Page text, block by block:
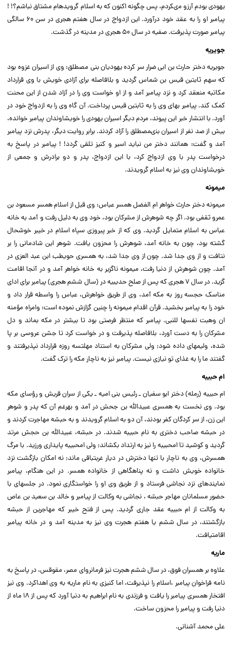
یهودى بودم آرزو مى‏کردم، پس چگونه اکنون که به اسلام گرویده‏ام مشتاق نباشم؟! !
پیامبر او را به عقد خود درآورد. این ازدواج در سال هفتم هجرى در سن ۶۰ سالگى
پیامبر صورت پذیرفت. صفیه در سال ۵۰ هجرى در مدینه در گذشت.
جویریه
جویریه دختر حارث بن ابى ضرار سر کرده یهودیان بنى مصطلق: وى از اسیران غزوه بود
که سهم ثابت‏بن قیس بن شماس گردید و بلافاصله براى آزادى خویش با وى قرارداد
مکاتبه منعقد کرد و نزد پیامبر آمد و از او خواست وى را در آزاد شدن از این محنت
کمک کند. پیامبر بهاى وى را به ثابت‏بن قیس پرداخت. آن گاه وى را به ازدواج خود در
آورد. با انتشار خبر این پیوند، مردم دیگر اسیران یهودى را خویشاوندان پیامبر خوانده،
بیش از صد نفر از اسیران بنى‏مصطلق را آزاد کردند. برابر روایت دیگر، پدرش نزد پیامبر
آمد و گفت: همانند دختر من نباید اسیر و کنیز تلقى گردد! ! پیامبر در پاسخ به
درخواست پدر با وى ازدواج کرد، با این ازدواج، پدر و دو برادرش و جمعى از
خویشاوندان وى نیز به اسلام گرویدند.
میمونه
میمونه دختر حارث خواهر ام الفضل همسر عباس: وى قبل از اسلام همسر مسعود بن
عمرو ثقفى بود. اگر چه شوهرش از مشرکان بود، خود وى به دلیل رفت و آمد به خانه
عباس به اسلام متمایل گردید. وى که از خبر پیروزى سپاه اسلام در خیبر خوشحال
گشته بود، چون به خانه آمد، شوهرش را محزون یافت. شوهر این شادمانى را بر
نتافت و از وى جدا شد. چون از وى جدا شد، به همسرى حویطب ابن عبد العزى در
آمد. چون شوهرش از دنیا رفت، میمونه ناگزیر به خانه خواهر آمد و در آن‏جا اقامت
گزید. در سال ۷ هجرى که پس از صلح حدیبیه در (سال ششم هجرى) پیامبر براى اداى
مناسک حج‏سه روز به مکه آمد، وى از طریق خواهرش، عباس را واسطه قرار داد و
خود را به پیامبر بخشید. قرآن اقدام میمونه را چنین گزازش نموده است: وامراه مؤمنه
ان وهبت نفسها للنبى. پیامبر که منتظر فرصتى بود تا بیشتر در مکه بماند و دل
مشرکان را به دست آورد، بلافاصله پذیرفت و در خواست کرد تا جشن عروسى بر پا
شده، ولیمه‏اى داده شود; ولى مشرکان به استناد مهلت‏سه روزه قرارداد نپذیرفتند و
گفتند ما را به غذاى تو نیازى نیست. پیامبر نیز به ناچار مکه را ترک گفت.
ام حبیبه
ام حبیبه (رمله) دختر ابو سفیان ـ رئیس بنى امیه ـ یکى از سران قریش و رؤساى مکه
بود. وى نخست ‏به همسرى عبیدالله بن جحش در آمد و به‏رغم آن که پدر و شوهر
این زن، از سر کردگان کفر بودند، آن دو به اسلام گرویدند و به حبشه مهاجرت کردند و
در حبشه صاحب دخترى به نام حبیبه شدند. در حبشه، عبیدالله بن حجش مرتد
گردید و کوشید تا ام‏حبیبه را نیز به ارتداد بکشاند; ولى ام‏حبیبه پایدارى ورزید. با مرگ
همسرش، وى به ناچار با تنها دخترش در دیار غربت‏باقى ماند; نه امکان بازگشت نزد
خانواده خویش داشت و نه پناهگاهى از خانواده همسر. در این هنگام، پیامبر
نماینده‏اى نزد نجاشى فرستاد و از طریق وى او را خواستگارى نمود. در جلسه‏اى با
حضور مسلمانان مهاجر حبشه ، نجاشى به وکالت از پیامبر و خالد بن سعید بن عاص
به وکالت از ام حبیبه عقد جارى گردید. پس از فتح خیبر که مهاجرین از حبشه
بازگشتند، در سال ششم یا هفتم هجرت وى نیز به مدینه آمد و در خانه پیامبر
اقامت‏یافت.
ماریه
علاوه بر همسران فوق، در سال ششم هجرت نیز فرمانرواى مصر، مقوقس، در پاسخ به
نامه فراخوان پیامبر ،اسلام را نپذیرفت، اما کنیزى به نام ماریه به وى اهداکرد. وى نیز
افتخار همسرى پیامبر را یافت و فرزندى به نام ابراهیم به دنیا آورد که پس از ۱۸ ماه از
دنیا رفت و پیامبر را محزون ساخت.
على ‏محمد آشنانى.